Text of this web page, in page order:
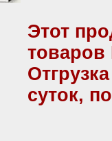
Этот
товаров
суток,